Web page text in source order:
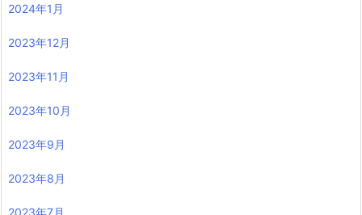
2024年1月
2023年12月
2023年11月
2023年10月
2023年9月
2023年8月
2023年7月